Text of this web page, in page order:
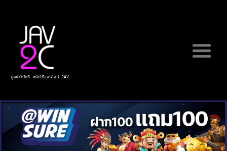
ดูหนังโป๊ฟรี หนังโป๊ออนไลน์ JAV